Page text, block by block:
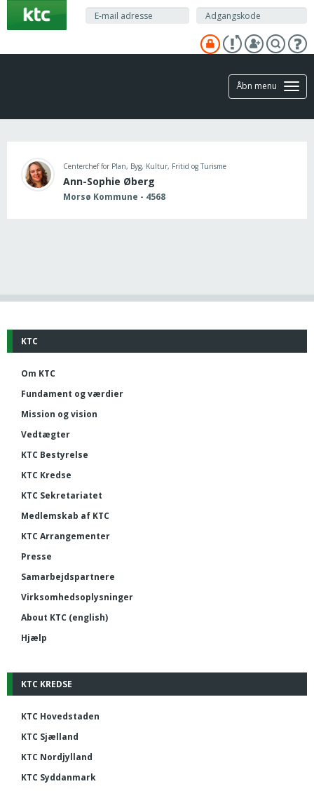
hovedindhold
Åbn menu
Centerchef for Plan, Byg, Kultur, Fritid og Turisme
Ann-Sophie Øberg
Morsø Kommune - 4568
KTC
Om KTC
Fundament og værdier
Mission og vision
Vedtægter
KTC Bestyrelse
KTC Kredse
KTC Sekretariatet
Medlemskab af KTC
KTC Arrangementer
Presse
Samarbejdspartnere
Virksomhedsoplysninger
About KTC (english)
Hjælp
KTC KREDSE
KTC Hovedstaden
KTC Sjælland
KTC Nordjylland
KTC Syddanmark